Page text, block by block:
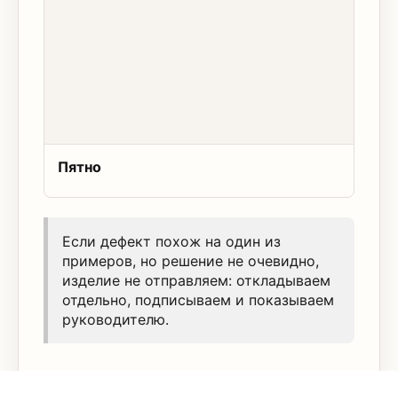
Пятно
Если дефект похож на один из
примеров, но решение не очевидно,
изделие не отправляем: откладываем
отдельно, подписываем и показываем
руководителю.